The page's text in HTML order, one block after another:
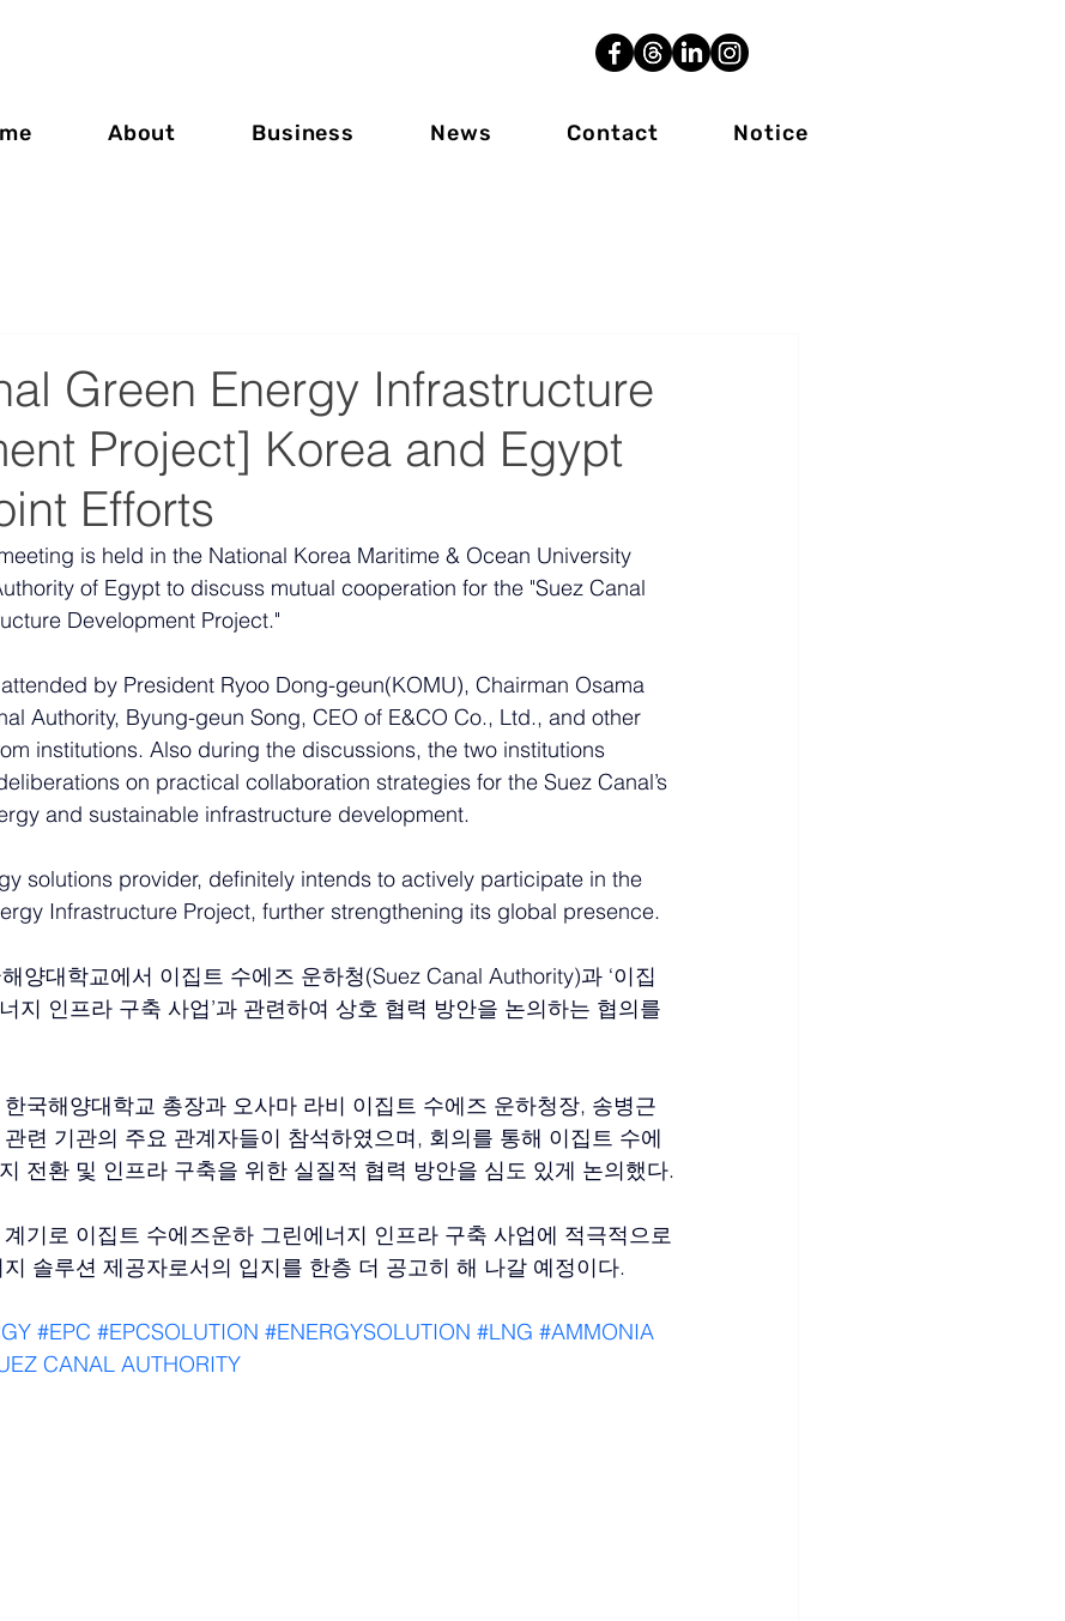
About Business News Contact Notice
Green Energy Infrastructure
Project] Korea and Egypt
Efforts
is held in the National Korea Maritime & Ocean University
of Egypt to discuss mutual cooperation for the "Suez Canal
Development Project."
by President Ryoo Dong-geun(KOMU), Chairman Osama
Authority, Byung-geun Song, CEO of E&CO Co., Ltd., and other
institutions. Also during the discussions, the two institutions
on practical collaboration strategies for the Suez Canal’s
and sustainable infrastructure development.
solutions provider, definitely intends to actively participate in the
Infrastructure Project, further strengthening its global presence.
양대학교에서 이집트 수에즈 운하청(Suez Canal Authority)과 ‘이집
지 인프라 구축 사업’과 관련하여 상호 협력 방안을 논의하는 협의를
국해양대학교 총장과 오사마 라비 이집트 수에즈 운하청장, 송병근
련 기관의 주요 관계자들이 참석하였으며, 회의를 통해 이집트 수에
전환 및 인프라 구축을 위한 실질적 협력 방안을 심도 있게 논의했다.
기로 이집트 수에즈운하 그린에너지 인프라 구축 사업에 적극적으로
솔루션 제공자로서의 입지를 한층 더 공고히 해 나갈 예정이다.
#EPC #EPCSOLUTION #ENERGYSOLUTION #LNG #AMMONIA
CANAL AUTHORITY